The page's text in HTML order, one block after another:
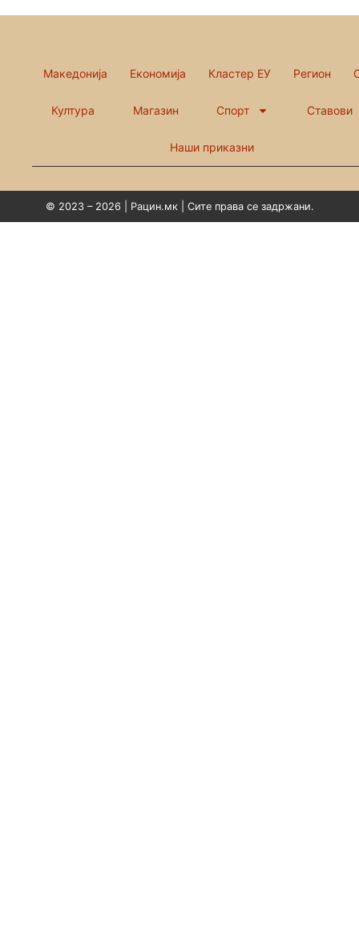
Македонија Економија Кластер ЕУ Регион
Култура Магазин Спорт Ставови
Наши приказни
© 2023 – 2026 | Рацин.мк | Сите права се задржани.